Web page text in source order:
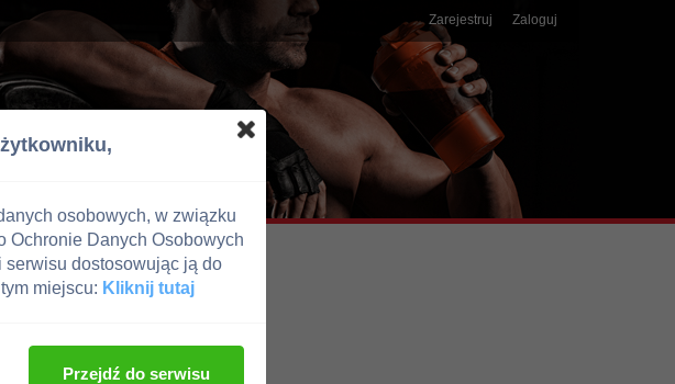
Zarejestruj Zaloguj
osobowych, w związku
Ochronie Danych Osobowych
dostosowując ją do
miejscu: Kliknij tutaj
Przejdź do serwisu